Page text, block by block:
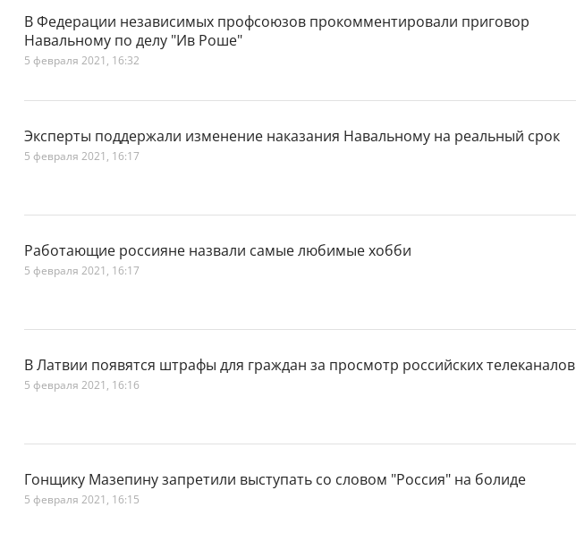
В Федерации независимых профсоюзов прокомментировали приговор
Навальному по делу "Ив Роше"
5 февраля 2021, 16:32
Эксперты поддержали изменение наказания Навальному на реальный срок
5 февраля 2021, 16:17
Работающие россияне назвали самые любимые хобби
5 февраля 2021, 16:17
В Латвии появятся штрафы для граждан за просмотр российских телеканалов
5 февраля 2021, 16:16
Гонщику Мазепину запретили выступать со словом "Россия" на болиде
5 февраля 2021, 16:15